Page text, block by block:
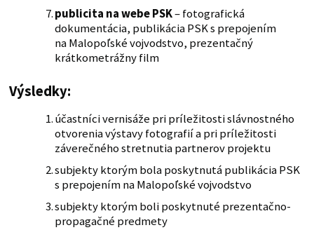
publicita na webe PSK– fotografická
dokumentácia, publikácia PSK s prepojením
na Malopoľské vojvodstvo, prezentačný
krátkometrážny film
Výsledky:
účastníci vernisáže pri príležitosti slávnostného
otvorenia výstavy fotografií a pri príležitosti
záverečného stretnutia partnerov projektu
subjekty ktorým bola poskytnutá publikácia PSK
s prepojením na Malopoľské vojvodstvo
subjekty ktorým boli poskytnuté prezentačno-
propagačné predmety